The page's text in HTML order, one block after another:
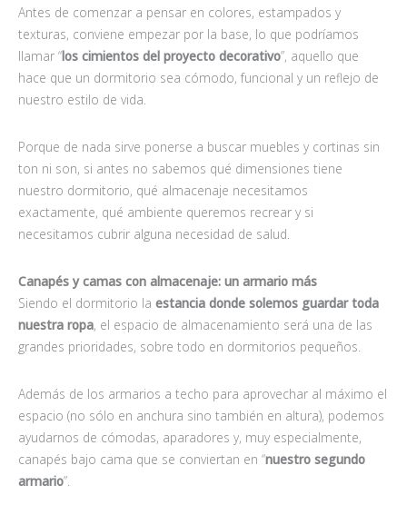
Antes de comenzar a pensar en colores, estampados y
texturas, conviene empezar por la base, lo que podríamos
llamar “los cimientos del proyecto decorativo”, aquello que
hace que un dormitorio sea cómodo, funcional y un reflejo de
nuestro estilo de vida.
Porque de nada sirve ponerse a buscar muebles y cortinas sin
ton ni son, si antes no sabemos qué dimensiones tiene
nuestro dormitorio, qué almacenaje necesitamos
exactamente, qué ambiente queremos recrear y si
necesitamos cubrir alguna necesidad de salud.
Canapés y camas con almacenaje: un armario más
Siendo el dormitorio la estancia donde solemos guardar toda
nuestra ropa, el espacio de almacenamiento será una de las
grandes prioridades, sobre todo en dormitorios pequeños.
Además de los armarios a techo para aprovechar al máximo el
espacio (no sólo en anchura sino también en altura), podemos
ayudarnos de cómodas, aparadores y, muy especialmente,
canapés bajo cama que se conviertan en “nuestro segundo
armario”.